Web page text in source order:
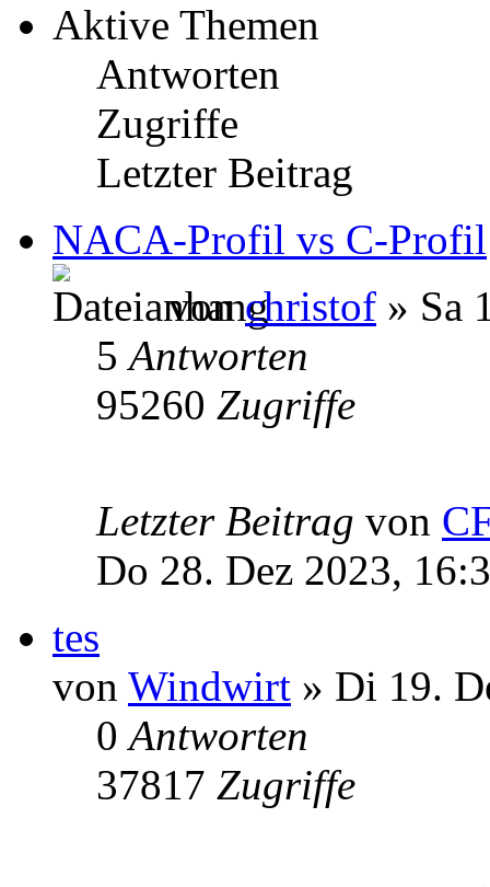
Aktive Themen
Antworten
Zugriffe
Letzter Beitrag
NACA-Profil vs C-Profil
vonchristof » Sa
5Antworten
95260 Zugriffe
Letzter Beitrag von
Do 28. Dez 2023,
tes
von Windwirt » Di 19.
0Antworten
37817 Zugriffe